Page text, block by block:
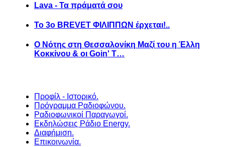
Lava - Τα πράματά σου
Το 3ο BREVET ΦΙΛΙΠΠΩΝ έρχεται!..
Ο Νότης στη Θεσσαλονίκη Μαζί του η Έλλη
Κοκκίνου & οι Goin' T…
Προφίλ - Ιστορικό.
Πρόγραμμα Ραδιοφώνου.
Ραδιοφωνικοί Παραγωγοί.
Εκδηλώσεις Ράδιο Energy.
Διαφήμιση.
Επικοινωνία.